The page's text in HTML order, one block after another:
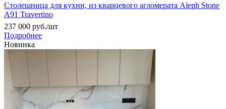
Столешница для кухни, из кварцевого агломерата Aleph Stone
А91 Travertino
237 000 руб./шт
Подробнее
Новинка